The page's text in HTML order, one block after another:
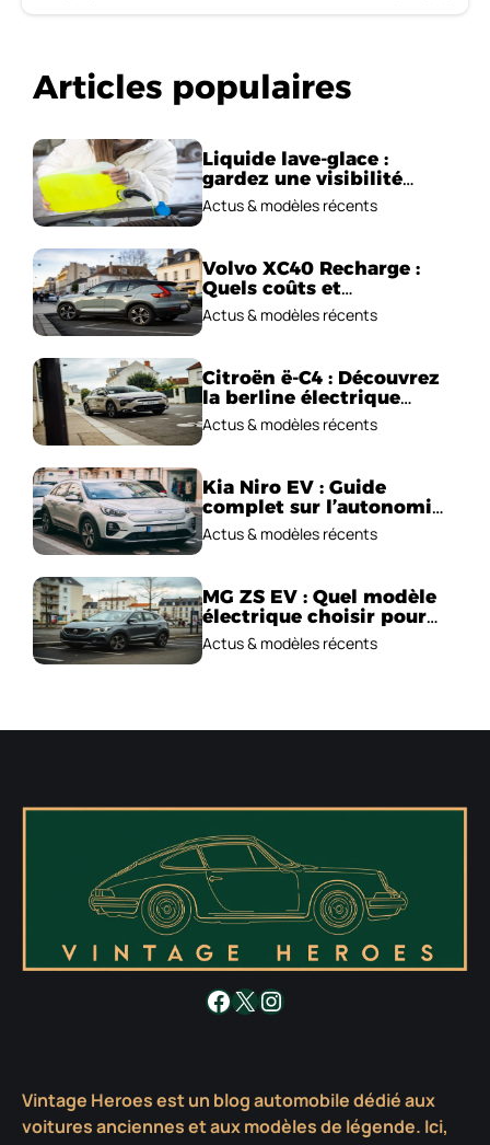
Articles populaires
Liquide lave-glace :
gardez une visibilité
parfaite en voiture
Actus & modèles récents
Volvo XC40 Recharge :
Quels coûts et
performances
électriques ?
Actus & modèles récents
Citroën ë-C4 : Découvrez
la berline électrique
emblématique!
Actus & modèles récents
Kia Niro EV : Guide
complet sur l’autonomie
et le prix !
Actus & modèles récents
MG ZS EV : Quel modèle
électrique choisir pour
2026 ?
Actus & modèles récents
Facebook
X Instagram
Vintage Heroes est un blog automobile dédié aux
voitures anciennes et aux modèles de légende. Ici,